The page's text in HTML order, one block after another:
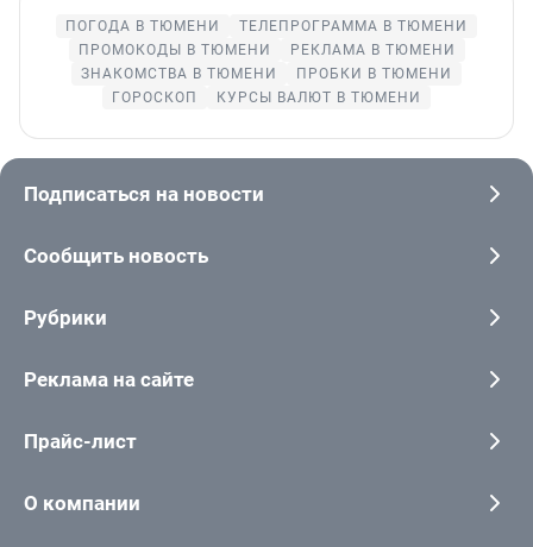
ПОГОДА В ТЮМЕНИ
ТЕЛЕПРОГРАММА В ТЮМЕНИ
ПРОМОКОДЫ В ТЮМЕНИ
РЕКЛАМА В ТЮМЕНИ
ЗНАКОМСТВА В ТЮМЕНИ
ПРОБКИ В ТЮМЕНИ
ГОРОСКОП
КУРСЫ ВАЛЮТ В ТЮМЕНИ
Подписаться на новости
Сообщить новость
Рубрики
Реклама на сайте
Прайс-лист
О компании